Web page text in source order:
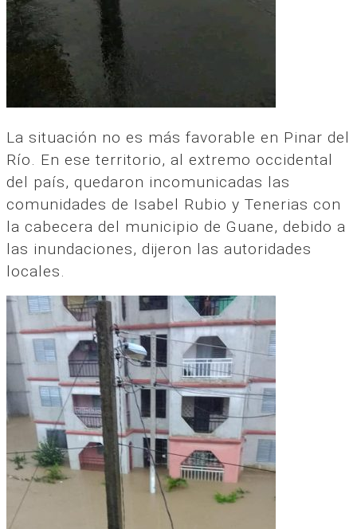
La situación no es más favorable en Pinar del
Río. En ese territorio, al extremo occidental
del país, quedaron incomunicadas las
comunidades de Isabel Rubio y Tenerias con
la cabecera del municipio de Guane, debido a
las inundaciones, dijeron las autoridades
locales.